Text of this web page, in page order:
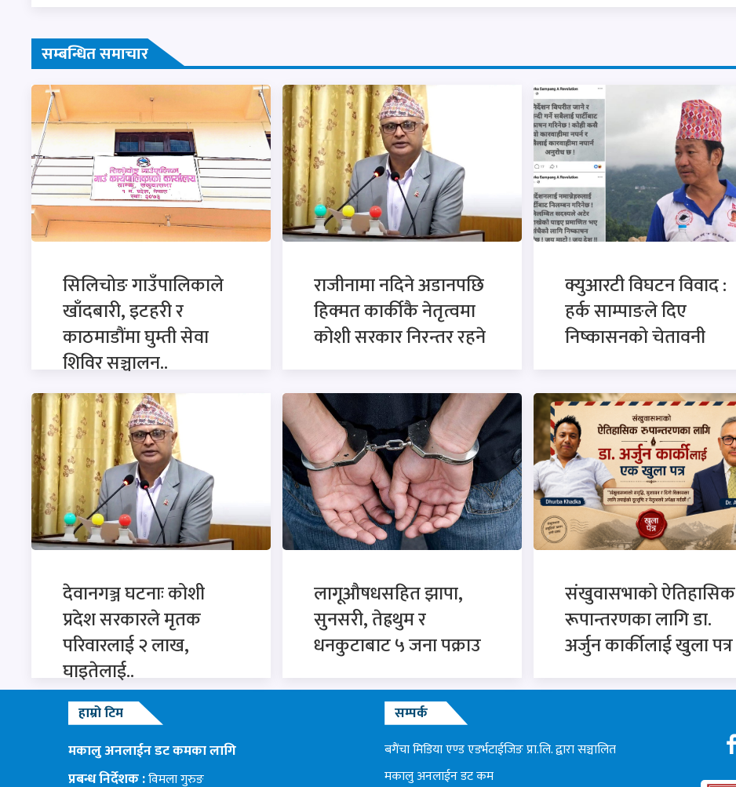
सम्बन्धित समाचार
सिलिचोङ गाउँपालिकाले
खाँदबारी, इटहरी र
काठमाडौंमा घुम्ती सेवा
शिविर सञ्चालन..
राजीनामा नदिने अडानपछि
हिक्मत कार्कीकै नेतृत्वमा
कोशी सरकार निरन्तर रहने
क्युआरटी विघटन विवाद :
हर्क साम्पाङले दिए
निष्कासनको चेतावनी
देवानगञ्ज घटनाः कोशी
प्रदेश सरकारले मृतक
परिवारलाई २ लाख,
घाइतेलाई..
लागूऔषधसहित झापा,
सुनसरी, तेह्रथुम र
धनकुटाबाट ५ जना पक्राउ
संखुवासभाको ऐतिहासिक
रूपान्तरणका लागि डा.
अर्जुन कार्कीलाई खुला पत्र
हाम्रो टिम
मकालु अनलाईन डट कमका लागि
प्रबन्ध निर्देशक :विमला गुरुङ
सम्पर्क
बगैंचा मिडिया एण्ड एडर्भटाईजिङ प्रा.लि. द्वारा सञ्चालित
मकालु अनलाईन डट कम